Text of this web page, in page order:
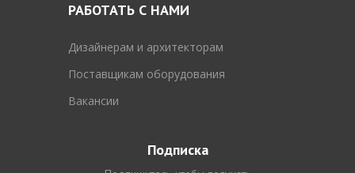
РАБОТАТЬ С НАМИ
Дизайнерам и архитекторам
Поставщикам оборудования
Вакансии
Подписка